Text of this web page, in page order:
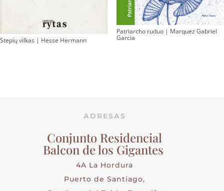
Stepių vilkas | Hesse Hermann
Patriarcho ruduo | Marquez Gabriel
Garcia
ADRESAS
Conjunto Residencial
Balcon de los Gigantes
4A La Hordura
Puerto de Santiago,